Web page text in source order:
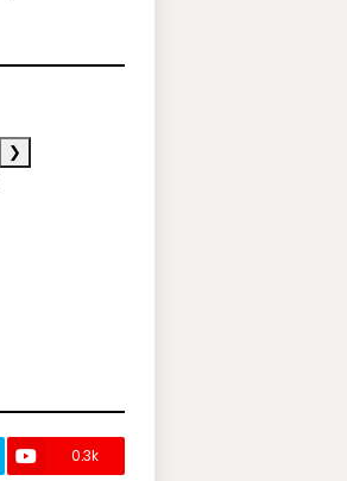
❯
0.3k